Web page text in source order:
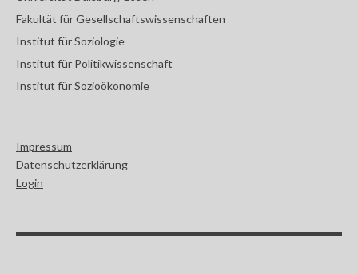
Fakultät für Gesellschaftswissenschaften
Institut für Soziologie
Institut für Politikwissenschaft
Institut für Sozioökonomie
Impressum
Datenschutzerklärung
Login